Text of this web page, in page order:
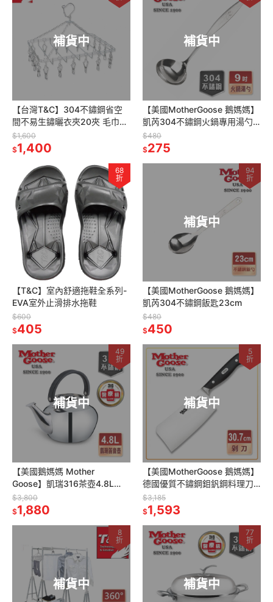
補貨中
【台灣T&C】304不鏽鋼省空
間不易生鏽曬衣夾20夾 毛巾架
曬襪夾 夾子 衣架 衣夾
$1,600
$1,400
補貨中
【美國MotherGoose 鵝媽媽】
凱芮304不鏽鋼火鍋專用湯勺
25cm
$480
$275
68
折
【T&C】室內舒適拖鞋全系列-
EVA室外止滑排水拖鞋
$600
$405
補貨中
94
折
【美國MotherGoose 鵝媽媽】
凱芮304不鏽鋼飯匙23cm
$480
$450
補貨中
49
折
【美國鵝媽媽 Mother
Goose】凱瑞316茶壺4.8L
316不鏽鋼 笛音壺 水壺 煮水壺
$3,800
$1,880
補貨中
5
折
【美國MotherGoose 鵝媽媽】
德國優質不鏽鋼鉬釩鋼料理刀/
剁刀30.7cm
$3,185
$1,593
補貨中
8
折
補貨中
77
折